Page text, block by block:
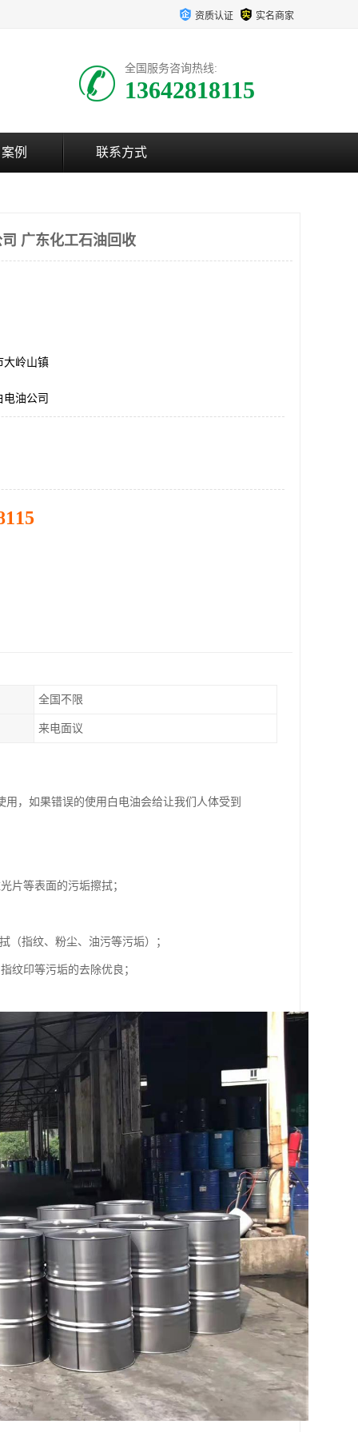
资质认证 实名商家
全国服务咨询热线:
13642818115
例 联系方式
广东化工石油回收
大岭山镇
油公司
全国不限
来电面议
，如果错误的使用白电油会给让我们人体受到
片等表面的污垢擦拭；
（指纹、粉尘、油污等污垢）；
纹印等污垢的去除优良；